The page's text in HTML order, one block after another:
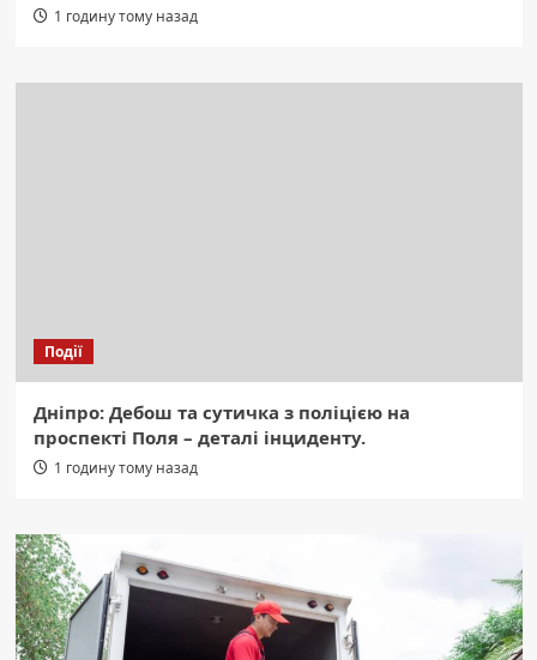
1 годину тому назад
Події
Дніпро: Дебош та сутичка з поліцією на
проспекті Поля – деталі інциденту.
1 годину тому назад